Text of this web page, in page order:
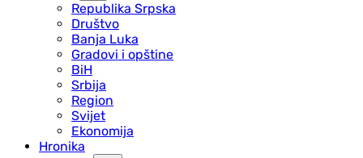
Republika Srpska
Društvo
Banja Luka
Gradovi i opštine
BiH
Srbija
Region
Svijet
Ekonomija
Hronika